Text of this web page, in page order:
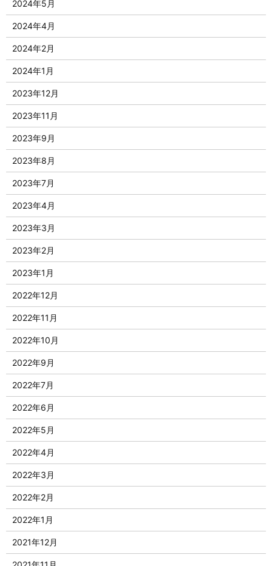
2024年5月
2024年4月
2024年2月
2024年1月
2023年12月
2023年11月
2023年9月
2023年8月
2023年7月
2023年4月
2023年3月
2023年2月
2023年1月
2022年12月
2022年11月
2022年10月
2022年9月
2022年7月
2022年6月
2022年5月
2022年4月
2022年3月
2022年2月
2022年1月
2021年12月